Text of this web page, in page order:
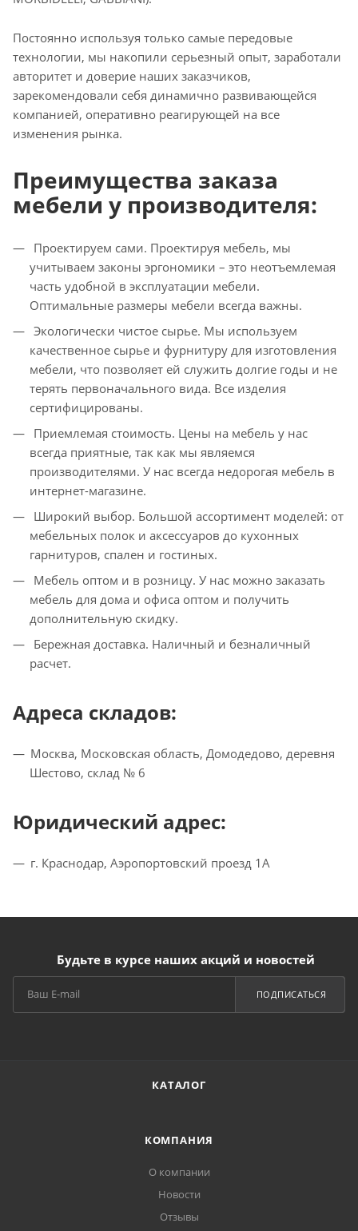
Постоянно используя только самые передовые
технологии, мы накопили серьезный опыт, заработали
авторитет и доверие наших заказчиков,
зарекомендовали себя динамично развивающейся
компанией, оперативно реагирующей на все
изменения рынка.
Преимущества заказа
мебели у производителя:
Проектируем сами. Проектируя мебель, мы
учитываем законы эргономики – это неотъемлемая
часть удобной в эксплуатации мебели.
Оптимальные размеры мебели всегда важны.
Экологически чистое сырье. Мы используем
качественное сырье и фурнитуру для изготовления
мебели, что позволяет ей служить долгие годы и не
терять первоначального вида. Все изделия
сертифицированы.
Приемлемая стоимость. Цены на мебель у нас
всегда приятные, так как мы являемся
производителями. У нас всегда недорогая мебель в
интернет-магазине.
Широкий выбор. Большой ассортимент моделей: от
мебельных полок и аксессуаров до кухонных
гарнитуров, спален и гостиных.
Мебель оптом и в розницу. У нас можно заказать
мебель для дома и офиса оптом и получить
дополнительную скидку.
Бережная доставка. Наличный и безналичный
расчет.
Адреса складов:
Москва, Московская область, Домодедово, деревня
Шестово, склад № 6
Юридический адрес:
г. Краснодар, Аэропортовский проезд 1А
Будьте в курсе наших акций и новостей
ПОДПИСАТЬСЯ
КАТАЛОГ
КОМПАНИЯ
О компании
Новости
Отзывы